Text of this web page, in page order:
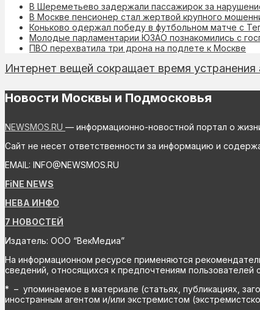
В Шереметьево задержали пассажирок за
В Москве пенсионер стал жертвой крупного
Коньково одержал победу в футбольном матче с
Молодые парламентарии ЮЗАО познакомились с
ПВО перехватила три дрона на подлете к Москве
Интернет вещей сокращает время
Новости Москвы и Подмосковья
NEWSMOS.RU — информационно-новостной портал о
Сайт не несет ответственности за информацию и
EMAIL: INFO@NEWSMOS.RU
FiNE NEWS
НЕВА ИНФО
7 НОВОСТЕЙ
Издатель: ООО “ВекМедиа”
На информационном ресурсе применяются
сведений, относящихся к предпочтениям пользователей
* – упоминаемое в материале (статьях, публикациях,
иностранным агентом и/или экстремистом